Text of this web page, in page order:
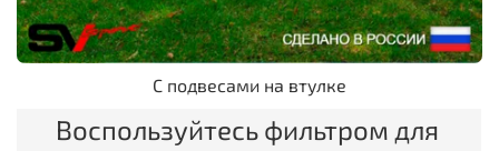
С подвесами на втулке
Воспользуйтесь фильтром для